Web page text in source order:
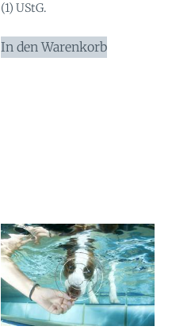
(1) UStG.
In den Warenkorb